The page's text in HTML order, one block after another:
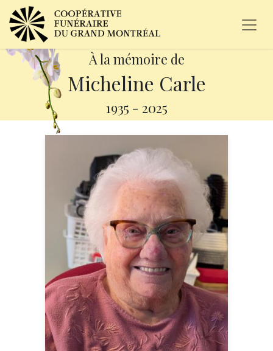
À la mémoire de
Micheline Carle
1935 - 2025